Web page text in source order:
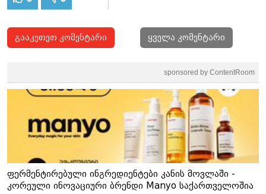
გააკეთეთ კომენტარი ყველა კომენტარი
sponsored by ContentRoom
ფერმენტირებული ინგრედიენტები კანის მოვლაში -
კორეული ინოვაციური ბრენდი Manyo საქართველოშია